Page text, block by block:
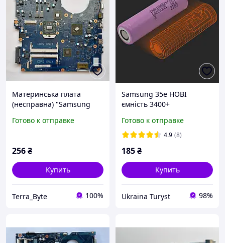
Материнська плата
(несправна) "Samsung
BREMEN-D REV:MP1.2
Готово к отправке
256₴
Купить
Terra_Byte 100%
Samsung 35e НОВІ
ємність 3400+
Готово к отправке
4.9 (8)
185₴
Купить
Ukraina Turyst 98%